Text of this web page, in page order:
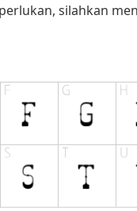
silahkan